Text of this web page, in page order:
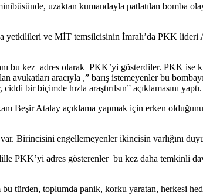
uzaktan kumandayla patlatılan bomba
yetkilileri ve MİT temsilcisinin İmralı’da PKK lideri
bu kez adres olarak PKK’yi gösterdiler. PKK
avukatları aracıyla ,” barış istemeyenler bu
bir biçimde hızla araştırılsın” açıklamasını yaptı.
Beşir Atalay açıklama yapmak için erken
Birincisini engellemeyenler ikincisin varlığını
PKK’yi adres gösterenler bu kez daha temkinli
türden, toplumda panik, korku yaratan, herkesi